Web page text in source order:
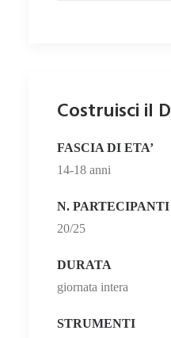
Costruisci il
FASCIA DI ETA’
14-18 anni
N. PARTECIPANTI
20/25
DURATA
giornata intera
STRUMENTI